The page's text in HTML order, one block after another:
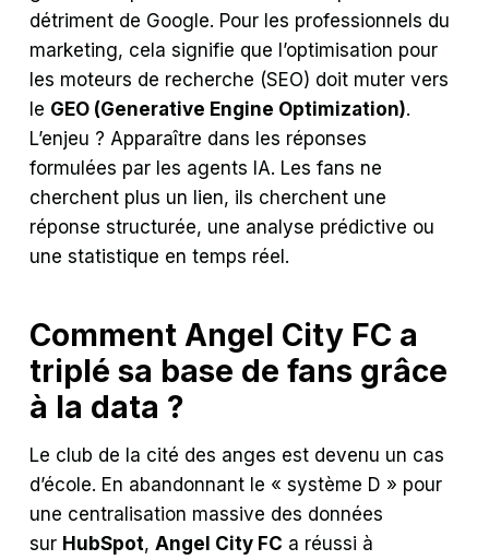
détriment de Google. Pour les professionnels du
marketing, cela signifie que l’optimisation pour
les moteurs de recherche (SEO) doit muter vers
le GEO (Generative Engine Optimization).
L’enjeu ? Apparaître dans les réponses
formulées par les agents IA. Les fans ne
cherchent plus un lien, ils cherchent une
réponse structurée, une analyse prédictive ou
une statistique en temps réel.
Comment Angel City FC a
triplé sa base de fans grâce
à la data ?
Le club de la cité des anges est devenu un cas
d’école. En abandonnant le « système D » pour
une centralisation massive des données
sur HubSpot,Angel City FC a réussi à